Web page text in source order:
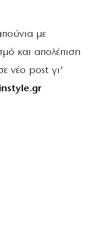
με
και απολέπιση
νέο post γι’
instyle.gr